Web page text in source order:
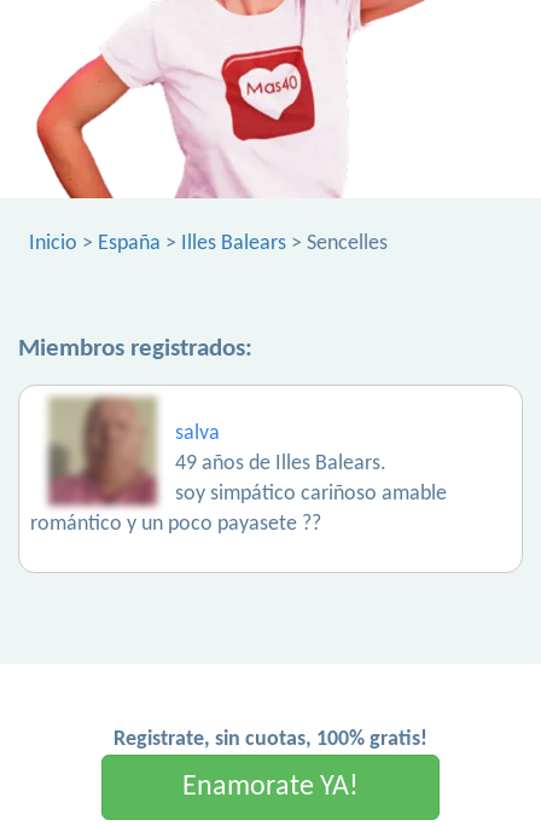
Inicio > España > Illes Balears > Sencelles
Miembros registrados:
salva
49 años de Illes Balears.
soy simpático cariñoso amable
romántico y un poco payasete ??
Registrate, sin cuotas, 100% gratis!
Enamorate YA!